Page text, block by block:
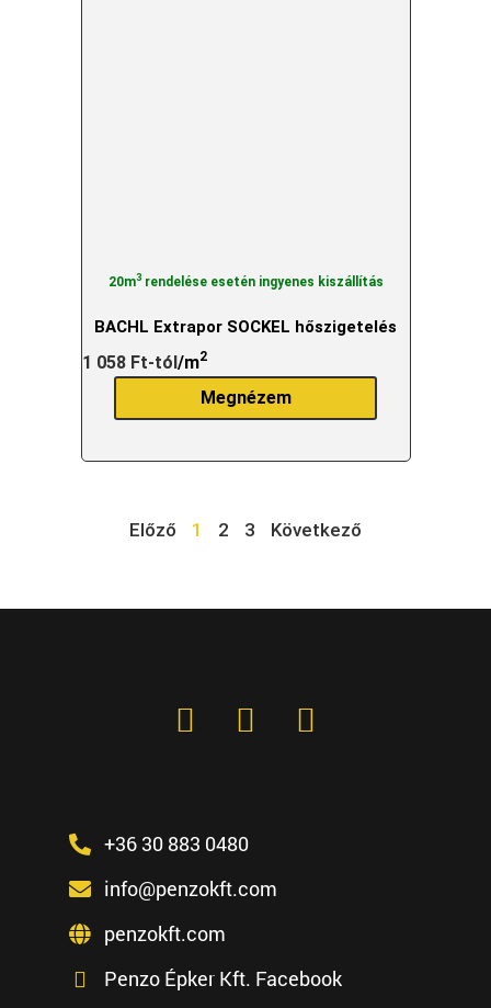
20m3rendelése esetén ingyenes kiszállítás
BACHL Extrapor SOCKEL hőszigetelés
1 058 Ft-tól/m2
Megnézem
Előző 1 2 3 Következő
+36 30 883 0480
info@penzokft.com
penzokft.com
Penzo Épker Kft. Facebook